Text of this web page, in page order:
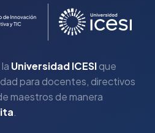
Universidad ICESIque
para docentes, directivos
maestros de manera
.